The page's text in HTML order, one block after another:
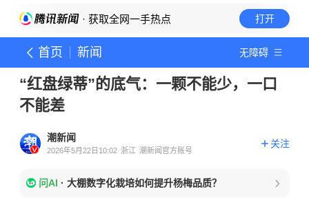
· 获取全网一手热点 打开
首页 新闻 无障碍
“红盘绿蒂”的底气：一颗不能少，一口
不能差
潮新闻
2026年5月22日10:02 浙江 潮新闻官方账号
关注
问AI · 大棚数字化栽培如何提升杨梅品质？